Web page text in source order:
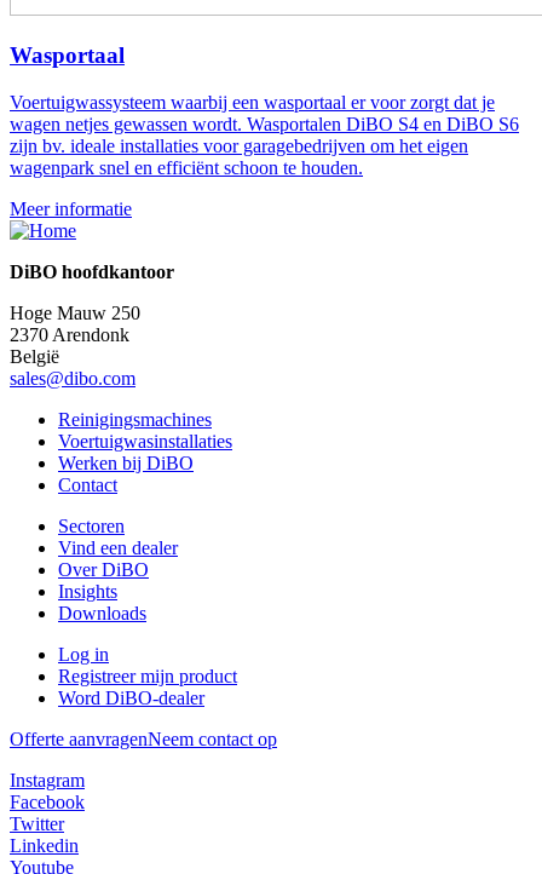
Wasportaal
Voertuigwassysteem waarbij een wasportaal er voor zorgt dat je
wagen netjes gewassen wordt. Wasportalen DiBO S4 en DiBO S6
zijn bv. ideale installaties voor garagebedrijven om het eigen
wagenpark snel en efficiënt schoon te houden.
Meer informatie
DiBO hoofdkantoor
Hoge Mauw 250
2370 Arendonk
België
sales@dibo.com
Reinigingsmachines
Voertuigwasinstallaties
Werken bij DiBO
Contact
Sectoren
Vind een dealer
Over DiBO
Insights
Downloads
Log in
Registreer mijn product
Word DiBO-dealer
Offerte aanvragenNeem contact op
Instagram
Facebook
Twitter
Linkedin
Youtube